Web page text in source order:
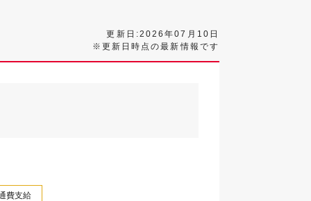
更新日:2026年07月10日
※更新日時点の最新情報です
費支給